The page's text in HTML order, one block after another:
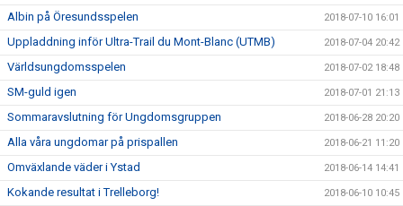
Albin på Öresundsspelen 2018-07-10 16:01
Uppladdning inför Ultra-Trail du Mont-Blanc (UTMB) 2018-07-04 20:42
Världsungdomsspelen 2018-07-02 18:48
SM-guld igen 2018-07-01 21:13
Sommaravslutning för Ungdomsgruppen 2018-06-28 20:20
Alla våra ungdomar på prispallen 2018-06-21 11:20
Omväxlande väder i Ystad 2018-06-14 14:41
Kokande resultat i Trelleborg! 2018-06-10 10:45